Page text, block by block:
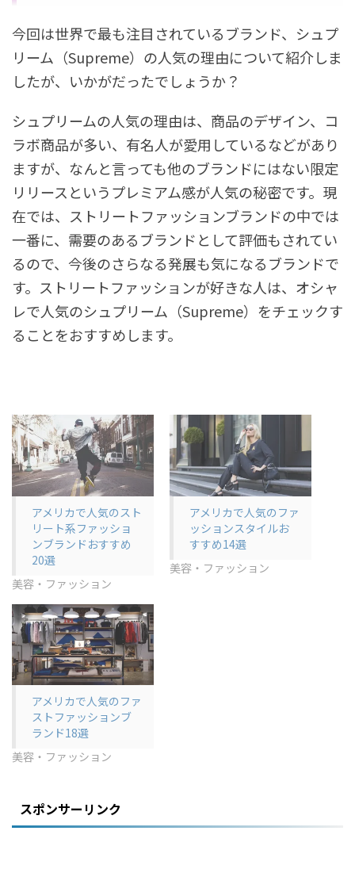
今回は世界で最も注目されているブランド、シュプ
リーム（Supreme）の人気の理由について紹介しま
したが、いかがだったでしょうか？
シュプリームの人気の理由は、商品のデザイン、コ
ラボ商品が多い、有名人が愛用しているなどがあり
ますが、なんと言っても他のブランドにはない限定
リリースというプレミアム感が人気の秘密です。現
在では、ストリートファッションブランドの中では
一番に、需要のあるブランドとして評価もされてい
るので、今後のさらなる発展も気になるブランドで
す。ストリートファッションが好きな人は、オシャ
レで人気のシュプリーム（Supreme）をチェックす
ることをおすすめします。
アメリカで人気のスト
リート系ファッショ
ンブランドおすすめ
20選
美容・ファッション
アメリカで人気のファ
ッションスタイルお
すすめ14選
美容・ファッション
アメリカで人気のファ
ストファッションブ
ランド18選
美容・ファッション
スポンサーリンク